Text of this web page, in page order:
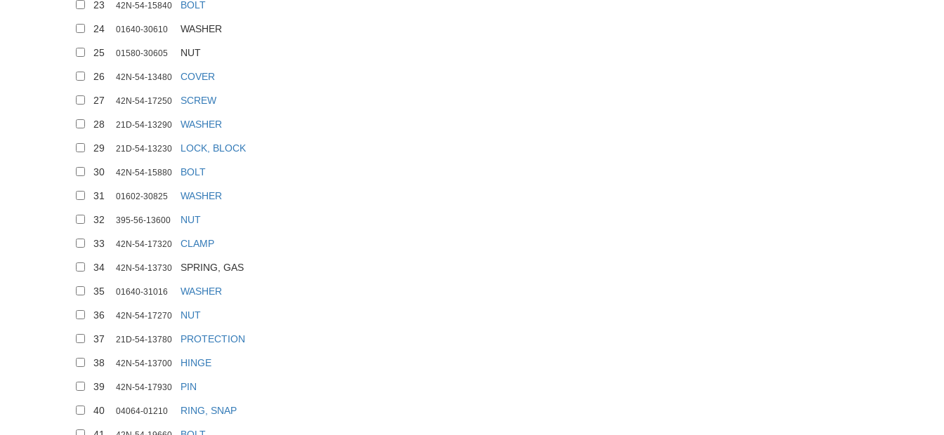
23 42N-54-15840 BOLT
24 01640-30610 WASHER
25 01580-30605 NUT
26 42N-54-13480 COVER
27 42N-54-17250 SCREW
28 21D-54-13290 WASHER
29 21D-54-13230 LOCK, BLOCK
30 42N-54-15880 BOLT
31 01602-30825 WASHER
32 395-56-13600 NUT
33 42N-54-17320 CLAMP
34 42N-54-13730 SPRING, GAS
35 01640-31016 WASHER
36 42N-54-17270 NUT
37 21D-54-13780 PROTECTION
38 42N-54-13700 HINGE
39 42N-54-17930 PIN
40 04064-01210 RING, SNAP